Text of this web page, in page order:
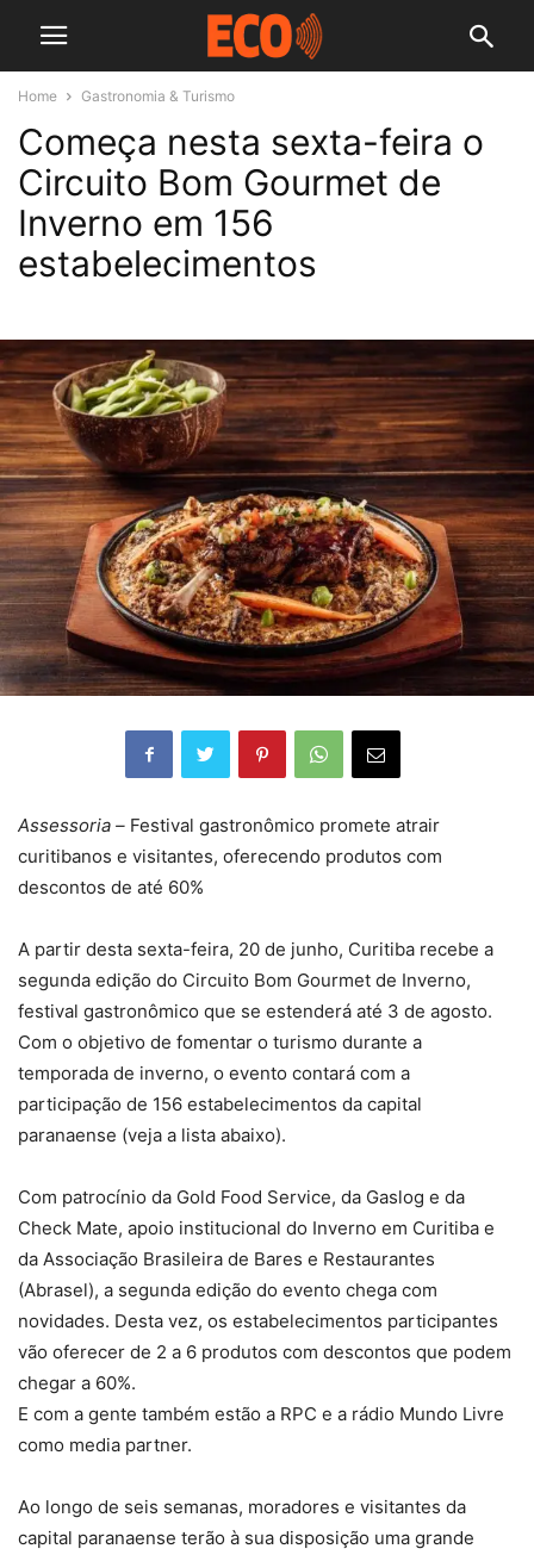
Home Gastronomia & Turismo
Começa nesta sexta-feira o
Circuito Bom Gourmet de
Inverno em 156
estabelecimentos
Assessoria – Festival gastronômico promete atrair
curitibanos e visitantes, oferecendo produtos com
descontos de até 60%
A partir desta sexta-feira, 20 de junho, Curitiba recebe a
segunda edição do Circuito Bom Gourmet de Inverno,
festival gastronômico que se estenderá até 3 de agosto.
Com o objetivo de fomentar o turismo durante a
temporada de inverno, o evento contará com a
participação de 156 estabelecimentos da capital
paranaense (veja a lista abaixo).
Com patrocínio da Gold Food Service, da Gaslog e da
Check Mate, apoio institucional do Inverno em Curitiba e
da Associação Brasileira de Bares e Restaurantes
(Abrasel), a segunda edição do evento chega com
novidades. Desta vez, os estabelecimentos participantes
vão oferecer de 2 a 6 produtos com descontos que podem
chegar a 60%.
E com a gente também estão a RPC e a rádio Mundo Livre
como media partner.
Ao longo de seis semanas, moradores e visitantes da
capital paranaense terão à sua disposição uma grande